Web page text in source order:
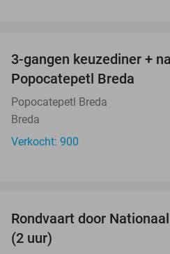
3-gangen keuzediner +
Popocatepetl Breda
Popocatepetl Breda
Breda
Verkocht: 900
Rondvaart door
(2 uur)